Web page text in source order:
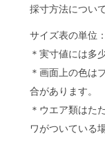
採寸方法について
サイズ表の単位
＊実寸値には多
＊画面上の色は
合があります。
＊ウエア類はた
ワがついている